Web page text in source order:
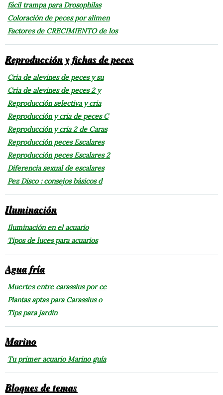
fácil trampa para Drosophilas
Coloración de peces por alimen
Factores de CRECIMIENTO de los
Reproducción y fichas de peces
Cria de alevines de peces y su
Cria de alevines de peces 2 y
Reproducción selectiva y cria
Reproducción y cria de peces C
Reproducción y cria 2 de Caras
Reproducción peces Escalares
Reproducción peces Escalares 2
Diferencia sexual de escalares
Pez Disco : consejos básicos d
Iluminación
Iluminación en el acuario
Tipos de luces para acuarios
Agua fría
Muertes entre carassius por ce
Plantas aptas para Carassius o
Tips para jardín
Marino
Tu primer acuario Marino guía
Bloques de temas